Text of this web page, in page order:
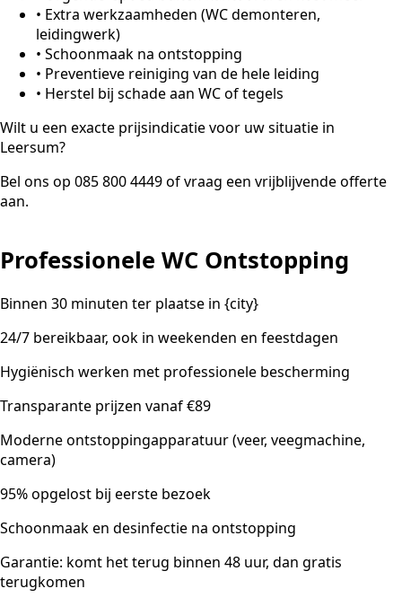
• Extra werkzaamheden (WC demonteren,
leidingwerk)
• Schoonmaak na ontstopping
• Preventieve reiniging van de hele leiding
• Herstel bij schade aan WC of tegels
Wilt u een exacte prijsindicatie voor uw situatie in
Leersum?
Bel ons op 085 800 4449 of vraag een vrijblijvende offerte
aan.
Professionele WC Ontstopping
Binnen 30 minuten ter plaatse in {city}
24/7 bereikbaar, ook in weekenden en feestdagen
Hygiënisch werken met professionele bescherming
Transparante prijzen vanaf €89
Moderne ontstoppingapparatuur (veer, veegmachine,
camera)
95% opgelost bij eerste bezoek
Schoonmaak en desinfectie na ontstopping
Garantie: komt het terug binnen 48 uur, dan gratis
terugkomen